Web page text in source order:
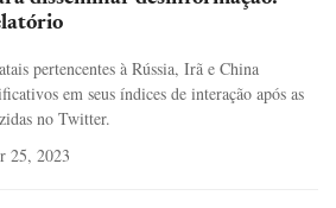
pertencentes à Rússia, Irã e China
em seus índices de interação após as
no Twitter.
25, 2023